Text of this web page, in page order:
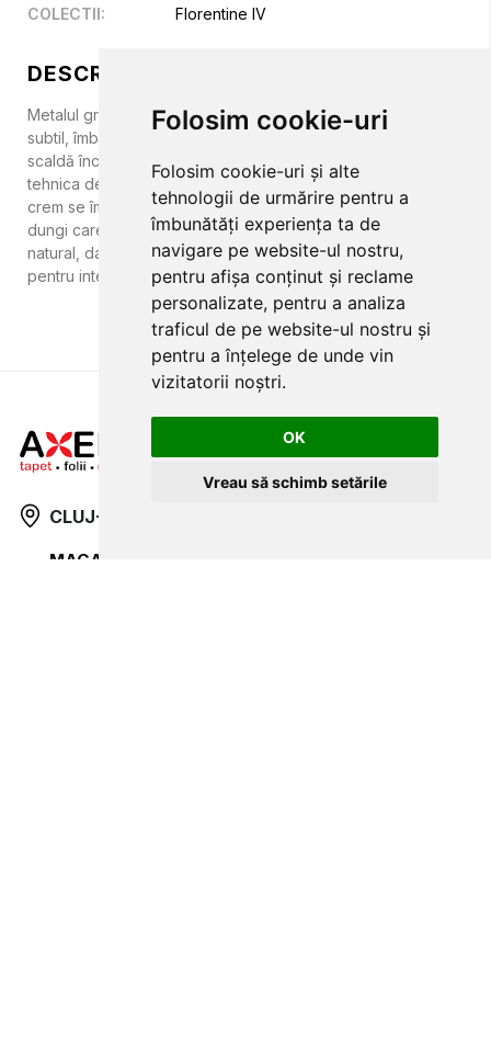
Folosim cookie-uri
Folosim cookie-uri și alte
tehnologii de urmărire pentru a
îmbunătăți experiența ta de
navigare pe website-ul nostru,
pentru afișa conținut și reclame
personalizate, pentru a analiza
traficul de pe website-ul nostru și
pentru a înțelege de unde vin
vizitatorii noștri.
OK
Vreau să schimb setările
DESCRIERE
Metalul greu își dezvăluie latura sa rafinată. Un degrade
subtil, îmbogățit cu accente strălucitoare de aur și argint,
scaldă încăperile într-o lumină nobilă și sofisticată. Prin
tehnica delicată a acuarelei, nuanțele de verde, bej și alb-
crem se împletesc cu finețe, creând un efect discret de
dungi care amplifică vizual spațiul. Rezultatul este un design
natural, dar plin de eleganță — o expresie a luxului subtil,
pentru interioare care merită să strălucească.
COLECTII: Florentine IV
CLUJ-NAPOCA
MAGAZIN ONLINE